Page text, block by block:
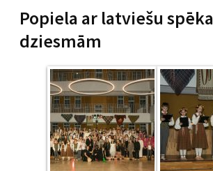
Popiela ar latviešu spēka
dziesmām